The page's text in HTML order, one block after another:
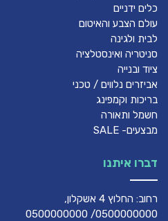
כלים ידניים
עולם הצבע והאיטום
לבית ולגינה
סניטריה ואינסטלציה
ציוד ובנייה
אביזרים נלווים / טכני
בריכות וקמפינג
חשמל ותאורה
מבצעים- SALE
דברו איתנו
רחוב: החלוץ 4 אשקלון,
0500000000/ 0500000000